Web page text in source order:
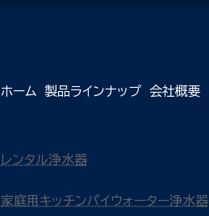
ホーム 製品ラインナップ 会社概要
レンタル浄水器
家庭用キッチンパイウォーター浄水器